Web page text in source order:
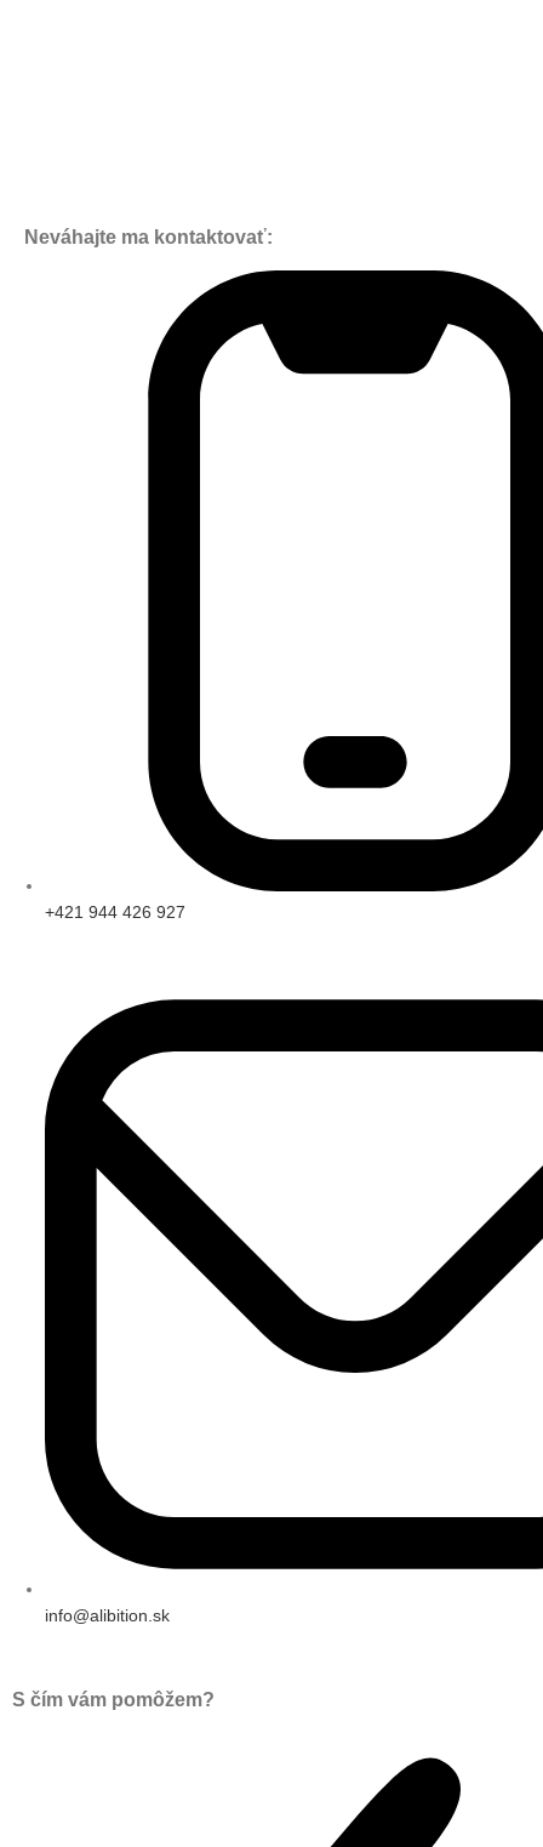
Neváhajte ma kontaktovať:
+421 944 426 927
info@alibition.sk
S čím vám pomôžem?